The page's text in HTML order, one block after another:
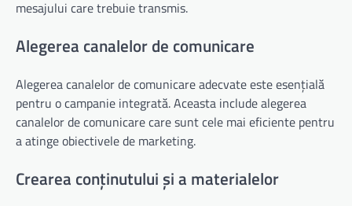
mesajului care trebuie transmis.
Alegerea canalelor de comunicare
Alegerea canalelor de comunicare adecvate este esențială
pentru o campanie integrată. Aceasta include alegerea
canalelor de comunicare care sunt cele mai eficiente pentru
a atinge obiectivele de marketing.
Crearea conținutului și a materialelor